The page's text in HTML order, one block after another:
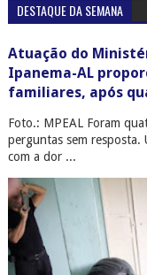
DESTAQUE DA SEMANA
Atuação do
Ipanema-AL
familiares, após
Foto.: MPEAL Foram
perguntas sem resposta.
com a dor ...